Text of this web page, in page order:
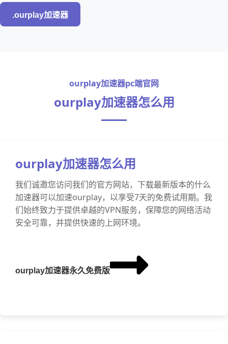
.ourplay加速器
ourplay加速器pc端官网
ourplay加速器怎么用
ourplay加速器怎么用
我们诚邀您访问我们的官方网站，下载最新版本的什么
加速器可以加速ourplay，以享受7天的免费试用期。我
们始终致力于提供卓越的VPN服务，保障您的网络活动
安全可靠，并提供快速的上网环境。
ourplay加速器永久免费版